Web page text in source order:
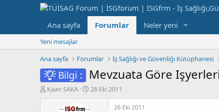
Ana sayfa Forumlar Neler yeni
Yeni mesajlar
Ana sayfa
Forumlar İş Sağlığı ve Güvenliği Kütüphanesi
Bilgi : Mevzuata Göre
K
Kaan SAKA
B
26 Eki 2011
26 Eki 2011